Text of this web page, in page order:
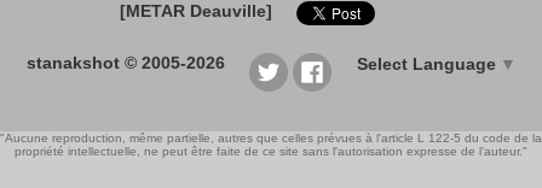
[METAR Deauville]
stanakshot © 2005-2026 Select Language ▼
"Aucune reproduction, même partielle, autres que celles prévues à l'article L 122-5 du code de la
propriété intellectuelle, ne peut être faite de ce site sans l'autorisation expresse de l'auteur."